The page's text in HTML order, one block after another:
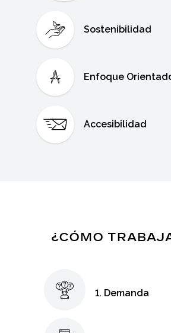
Sostenibilidad
Enfoque
Accesibilidad
¿CÓMO
1. Demanda